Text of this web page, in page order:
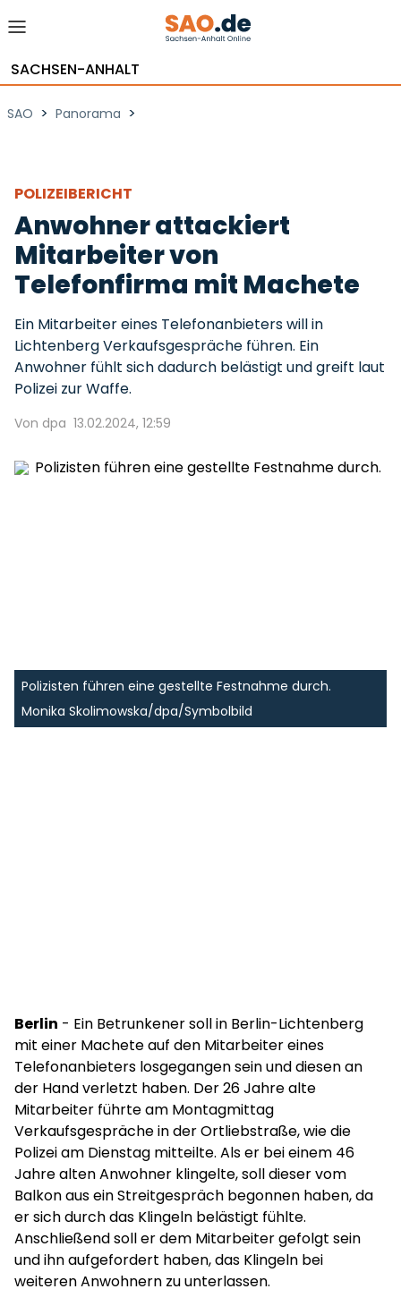
SACHSEN-ANHALT
SAO > Panorama >
POLIZEIBERICHT
Anwohner attackiert
Mitarbeiter von
Telefonfirma mit Machete
Ein Mitarbeiter eines Telefonanbieters will in
Lichtenberg Verkaufsgespräche führen. Ein
Anwohner fühlt sich dadurch belästigt und greift laut
Polizei zur Waffe.
Von dpa 13.02.2024, 12:59
Polizisten führen eine gestellte Festnahme durch.
Monika Skolimowska/dpa/Symbolbild
Berlin - Ein Betrunkener soll in Berlin-Lichtenberg
mit einer Machete auf den Mitarbeiter eines
Telefonanbieters losgegangen sein und diesen an
der Hand verletzt haben. Der 26 Jahre alte
Mitarbeiter führte am Montagmittag
Verkaufsgespräche in der Ortliebstraße, wie die
Polizei am Dienstag mitteilte. Als er bei einem 46
Jahre alten Anwohner klingelte, soll dieser vom
Balkon aus ein Streitgespräch begonnen haben, da
er sich durch das Klingeln belästigt fühlte.
Anschließend soll er dem Mitarbeiter gefolgt sein
und ihn aufgefordert haben, das Klingeln bei
weiteren Anwohnern zu unterlassen.